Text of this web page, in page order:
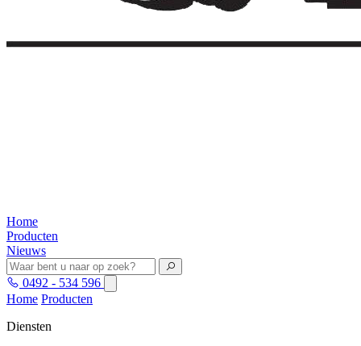
Home
Producten
Nieuws
0492 - 534 596
Home Producten
Diensten